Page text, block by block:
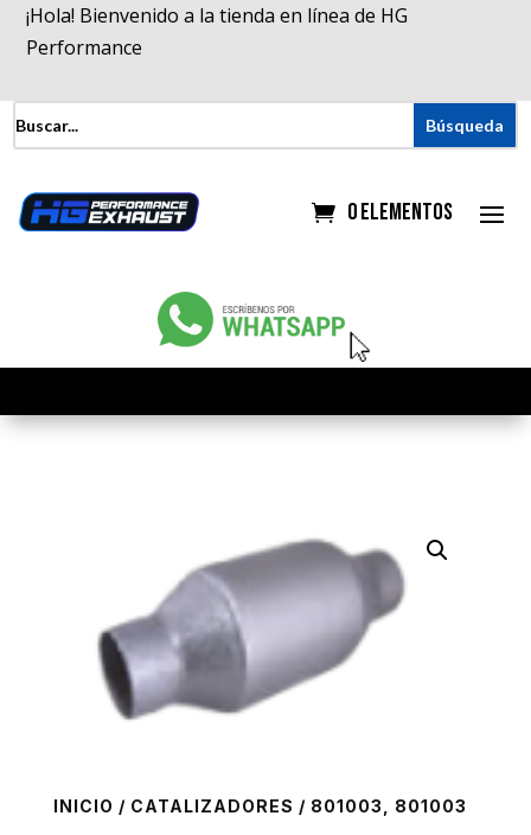
¡Hola! Bienvenido a la tienda en línea de HG
Performance
0 elementos
INICIO / CATALIZADORES / 801003, 801003